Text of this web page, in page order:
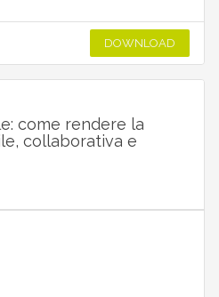
DOWNLOAD
come rendere la
collaborativa e